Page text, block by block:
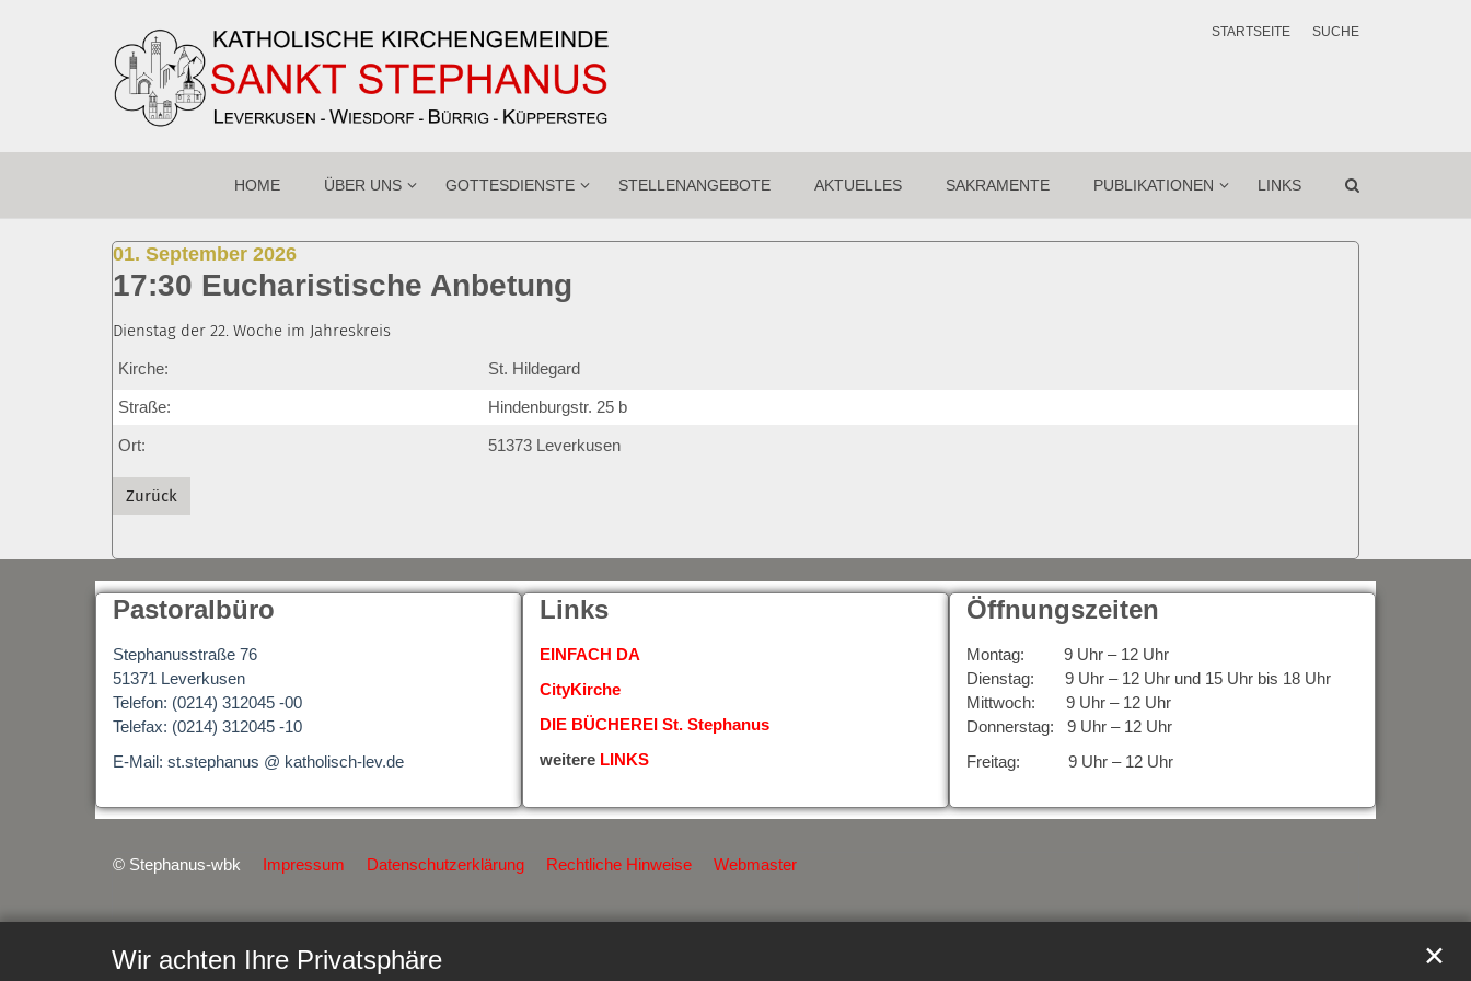
Wir achten Ihre Privatsphäre ✕
STARTSEITE SUCHE
HOME ÜBER UNS GOTTESDIENSTE STELLENANGEBOTE AKTUELLES SAKRAMENTE PUBLIKATIONEN LINKS
01. September 2026:
17:30 Eucharistische Anbetung
Dienstag der 22. Woche im Jahreskreis
Kirche: St. Hildegard
Straße: Hindenburgstr. 25 b
Ort: 51373 Leverkusen
Zurück
Pastoralbüro
Stephanusstraße 76
51371 Leverkusen
Telefon: (0214) 312045 -00
Telefax: (0214) 312045 -10
E-Mail: st.stephanus @ katholisch-lev.de
Links
EINFACH DA
CityKirche
DIE BÜCHEREI St. Stephanus
weitere LINKS
Öffnungszeiten
Montag: 9 Uhr – 12 Uhr
Dienstag: 9 Uhr – 12 Uhr und 15 Uhr bis 18 Uhr
Mittwoch: 9 Uhr – 12 Uhr
Donnerstag: 9 Uhr – 12 Uhr
Freitag: 9 Uhr – 12 Uhr
© Stephanus-wbk Impressum Datenschutzerklärung Rechtliche Hinweise Webmaster